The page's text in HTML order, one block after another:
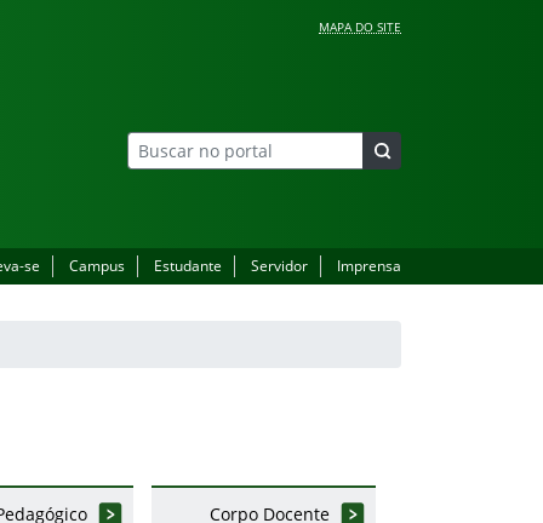
MAPA DO SITE
se Campus Estudante Servidor Imprensa
Corpo Docente